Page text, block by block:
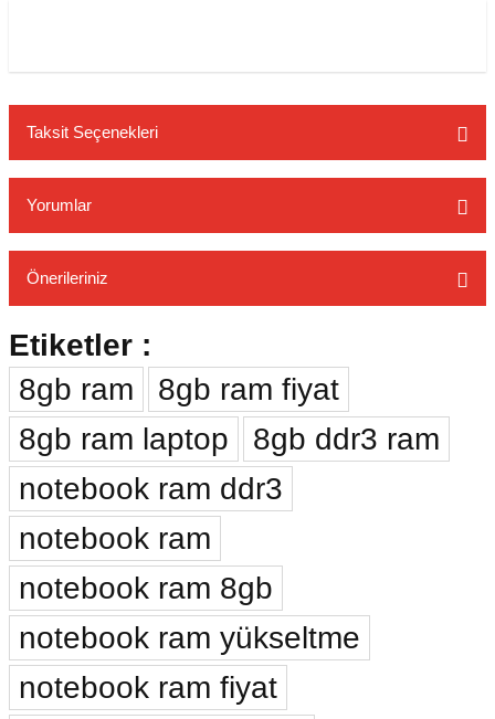
Taksit Seçenekleri
Yorumlar
Önerileriniz
yetersiz gördüğünüz noktaları öneri formunu kullanarak tarafımıza
iletebilirsiniz.
Görüş ve önerileriniz için teşekkür ederiz.
Ürün resmi kalitesiz, bozuk veya görüntülenemiyor.
Ürün açıklamasında eksik bilgiler bulunuyor.
Ürün bilgilerinde hatalar bulunuyor.
Ürün fiyatı diğer sitelerden daha pahalı.
Bu ürüne benzer farklı alternatifler olmalı.
Gönder
Etiketler :
8gb ram
8gb ram fiyat
8gb ram laptop
8gb ddr3 ram
notebook ram ddr3
notebook ram
notebook ram 8gb
notebook ram yükseltme
notebook ram fiyat